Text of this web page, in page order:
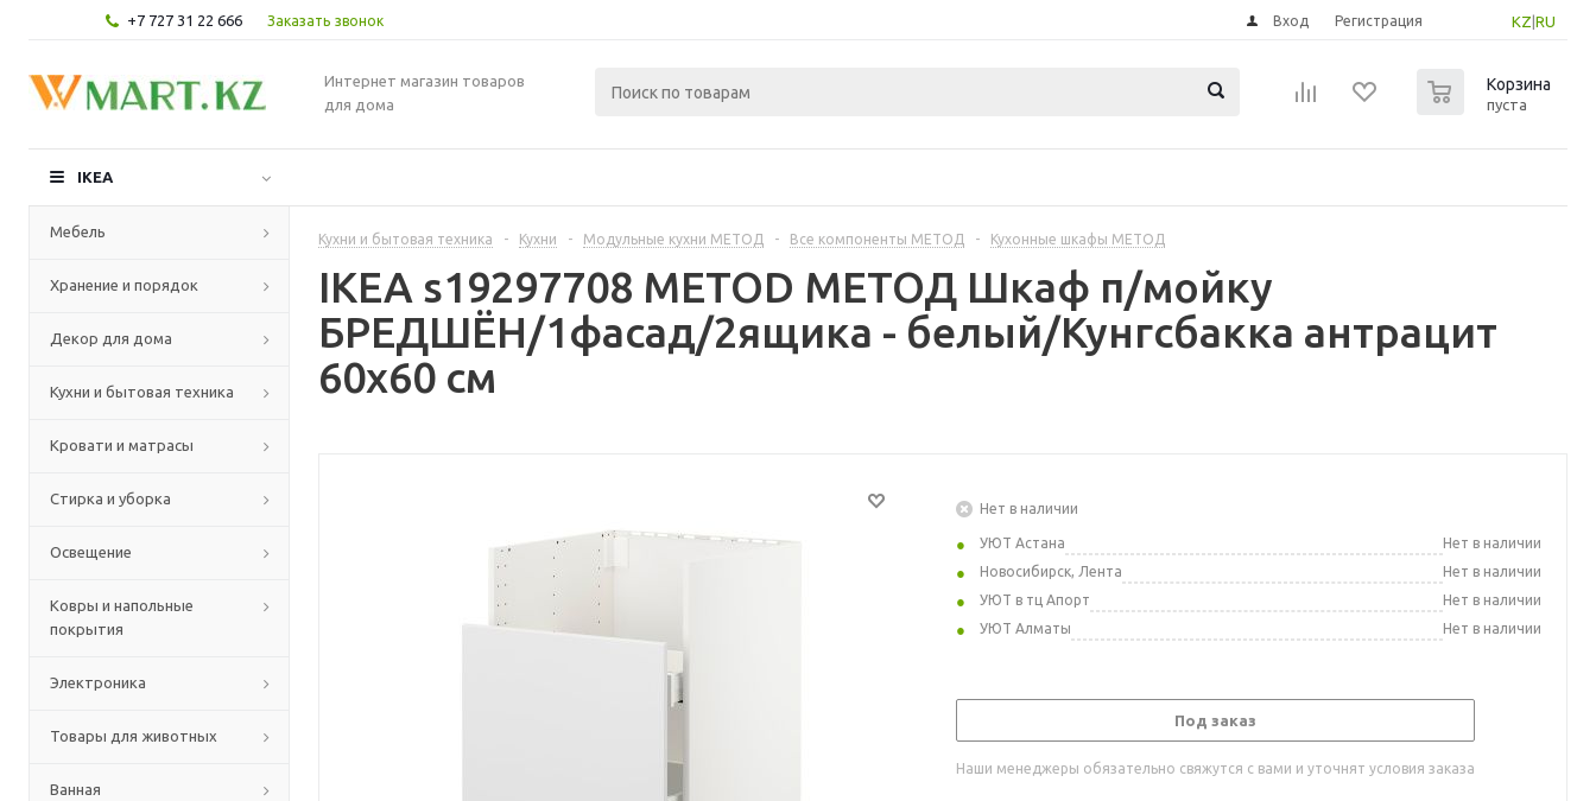
+7 727 31 22 666 Заказать звонок KZ RU
Вход Регистрация
Интернет магазин товаров
для дома
Корзина
пуста
IKEA
Мебель
Хранение и порядок
Декор для дома
Кухни и бытовая техника
Кровати и матрасы
Стирка и уборка
Освещение
Ковры и напольные
покрытия
Электроника
Товары для животных
Ванная
Кухни и бытовая техника - Кухни - Модульные кухни МЕТОД - Все компоненты МЕТОД - Кухонные шкафы МЕТОД
IKEA s19297708 METOD МЕТОД Шкаф п/мойку
БРЕДШЁН/1фасад/2ящика - белый/Кунгсбакка антрацит
60x60 см
Нет в наличии
УЮТ Астана
Нет в наличии
Новосибирск, Лента
Нет в наличии
УЮТ в тц Апорт
Нет в наличии
УЮТ Алматы
Нет в наличии
Под заказ
Наши менеджеры обязательно свяжутся с вами и уточнят условия заказа